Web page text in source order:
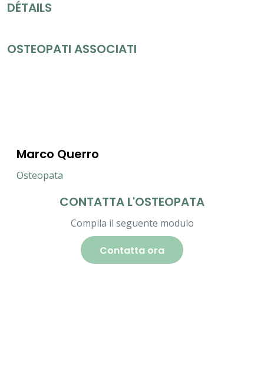
DÉTAILS
OSTEOPATI ASSOCIATI
Marco Querro
Osteopata
CONTATTA L'OSTEOPATA
Compila il seguente modulo
Contatta ora